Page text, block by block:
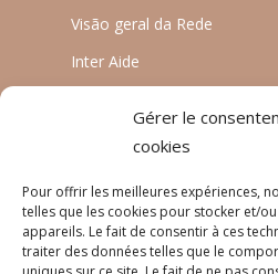
Gérer le
cookies
Pour offrir les meilleures expériences,
telles que les cookies pour stocker et/
appareils. Le fait de consentir à ces
traiter des données telles que le
Visão geral da Rede
Inter Aide
Planète Enfants &
LINGUAS